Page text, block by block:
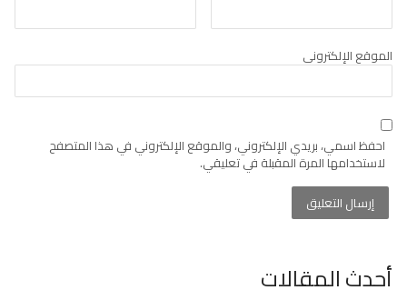
الموقع الإلكتروني
احفظ اسمي، بريدي الإلكتروني، والموقع الإلكتروني في هذا المتصفح
لاستخدامها المرة المقبلة في تعليقي.
أحدث المقالات